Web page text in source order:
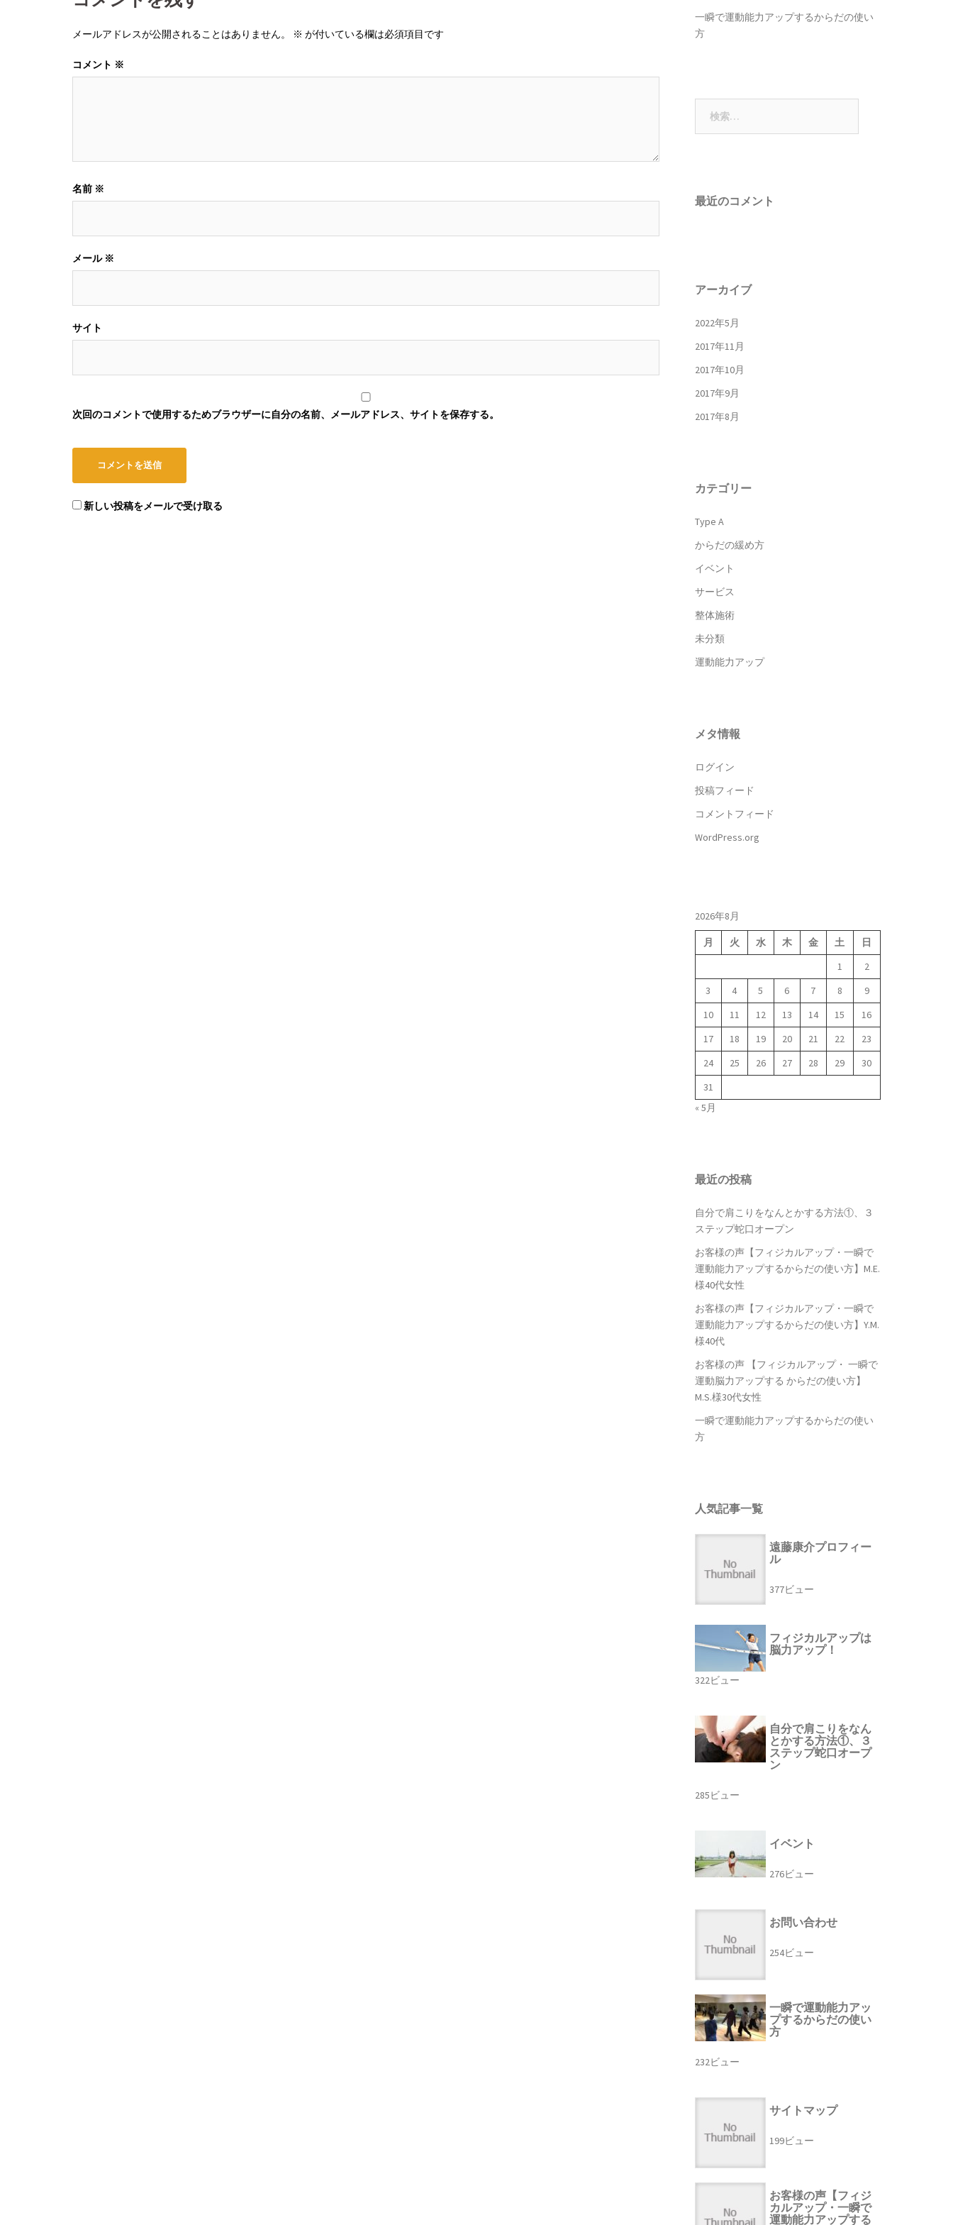
メールアドレスが公開されることはありません。 ※ が付いている欄は必須項目です
コメント ※
名前 ※
メール ※
サイト
次回のコメントで使用するためブラウザーに自分の名前、メールアドレス、サイトを保存する。
新しい投稿をメールで受け取る
一瞬で運動能力アップするからだの使い
方
最近のコメント
アーカイブ
2022年5月
2017年11月
2017年10月
2017年9月
2017年8月
カテゴリー
Type A
からだの緩め方
イベント
サービス
整体施術
未分類
運動能力アップ
メタ情報
ログイン
投稿フィード
コメントフィード
WordPress.org
2026年8月
月 火 水 木 金 土
日
1
2
3
4 5 6 7 8
9
10
11 12 13 14 15
16
17
18 19 20 21 22
23
24
25 26 27 28 29
30
31
« 5月
最近の投稿
自分で肩こりをなんとかする方法①、３
ステップ蛇口オープン
お客様の声【フィジカルアップ・一瞬で
運動能力アップするからだの使い方】M.E.
様40代女性
お客様の声【フィジカルアップ・一瞬で
運動能力アップするからだの使い方】Y.M.
様40代
お客様の声 【フィジカルアップ・ 一瞬で
運動脳力アップする からだの使い方】
M.S.様30代女性
一瞬で運動能力アップするからだの使い
方
人気記事一覧
遠藤康介プロフィー
ル
377ビュー
フィジカルアップは
脳力アップ！
322ビュー
自分で肩こりをなん
とかする方法①、３
ステップ蛇口オープ
ン
285ビュー
イベント
276ビュー
お問い合わせ
254ビュー
一瞬で運動能力アッ
プするからだの使い
方
232ビュー
サイトマップ
199ビュー
お客様の声【フィジ
カルアップ・一瞬で
運動能力アップする